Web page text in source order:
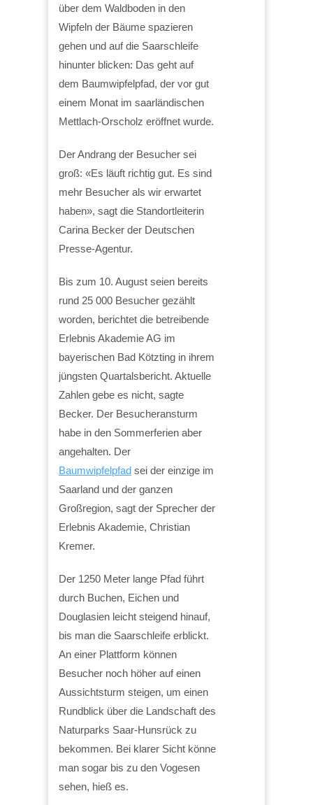
über dem Waldboden in den
Wipfeln der Bäume spazieren
gehen und auf die Saarschleife
hinunter blicken: Das geht auf
dem Baumwipfelpfad, der vor gut
einem Monat im saarländischen
Mettlach-Orscholz eröffnet wurde.
Der Andrang der Besucher sei
groß: «Es läuft richtig gut. Es sind
mehr Besucher als wir erwartet
haben», sagt die Standortleiterin
Carina Becker der Deutschen
Presse-Agentur.
Bis zum 10. August seien bereits
rund 25 000 Besucher gezählt
worden, berichtet die betreibende
Erlebnis Akademie AG im
bayerischen Bad Kötzting in ihrem
jüngsten Quartalsbericht. Aktuelle
Zahlen gebe es nicht, sagte
Becker. Der Besucheransturm
habe in den Sommerferien aber
angehalten. Der
Baumwipfelpfad sei der einzige im
Saarland und der ganzen
Großregion, sagt der Sprecher der
Erlebnis Akademie, Christian
Kremer.
Der 1250 Meter lange Pfad führt
durch Buchen, Eichen und
Douglasien leicht steigend hinauf,
bis man die Saarschleife erblickt.
An einer Plattform können
Besucher noch höher auf einen
Aussichtsturm steigen, um einen
Rundblick über die Landschaft des
Naturparks Saar-Hunsrück zu
bekommen. Bei klarer Sicht könne
man sogar bis zu den Vogesen
sehen, hieß es.